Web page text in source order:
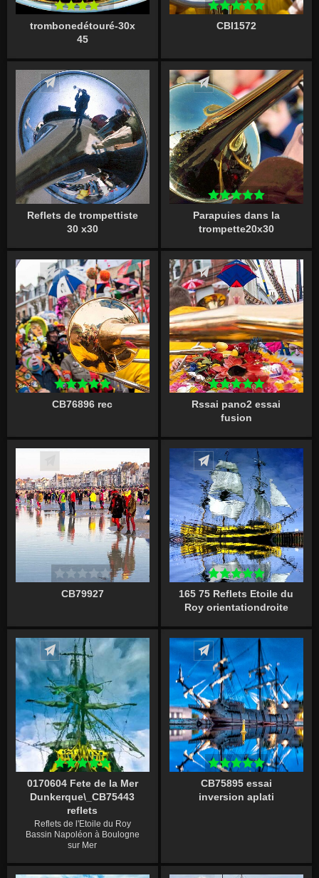
trombonedétouré-30x
45
CBI1572
Écrire un commentaire
Reflets de trompettiste
30 x30
Écrire un commentaire
Parapuies dans la
trompette20x30
Écrire un commentaire
CB76896 rec
Écrire un commentaire
Rssai pano2 essai
fusion
Écrire un commentaire
CB79927
Écrire un commentaire
165 75 Reflets Etoile du
Roy orientationdroite
Écrire un commentaire
0170604 Fete de la Mer
Dunkerque\_CB75443
reflets
Reflets de l'Etoile du Roy
Bassin Napoléon à Boulogne
sur Mer
Écrire un commentaire
CB75895 essai
inversion aplati